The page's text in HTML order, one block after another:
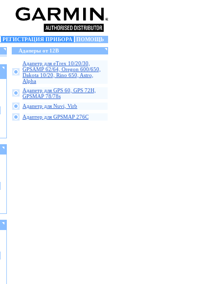
РЕГИСТРАЦИЯ ПРИБОРА
ПОМОЩЬ
Адаперы от 12В
Адапетр для eTrex 10/20/30,
GPSAMP 62/64, Oregon 600/650,
Dakota 10/20, Rino 650, Astro,
Alpha
Адапетр для GPS 60, GPS 72H,
GPSMAP 78/78s
Адапетр для Nuvi, Virb
Адаптер для GPSMAP 276C